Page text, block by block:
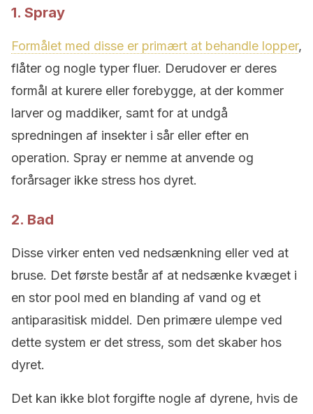
1. Spray
Formålet med disse er primært at behandle lopper,
flåter og nogle typer fluer. Derudover er deres
formål at kurere eller forebygge, at der kommer
larver og maddiker, samt for at undgå
spredningen af insekter i sår eller efter en
operation. Spray er nemme at anvende og
forårsager ikke stress hos dyret.
2. Bad
Disse virker enten ved nedsænkning eller ved at
bruse. Det første består af at nedsænke kvæget i
en stor pool med en blanding af vand og et
antiparasitisk middel. Den primære ulempe ved
dette system er det stress, som det skaber hos
dyret.
Det kan ikke blot forgifte nogle af dyrene, hvis de